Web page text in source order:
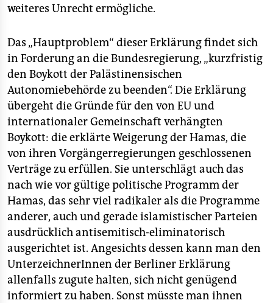
weiteres Unrecht ermögliche.
Das „Hauptproblem“ dieser Erklärung findet sich
in Forderung an die Bundesregierung, „kurzfristig
den Boykott der Palästinensischen
Autonomiebehörde zu beenden“. Die Erklärung
übergeht die Gründe für den von EU und
internationaler Gemeinschaft verhängten
Boykott: die erklärte Weigerung der Hamas, die
von ihren Vorgängerregierungen geschlossenen
Verträge zu erfüllen. Sie unterschlägt auch das
nach wie vor gültige politische Programm der
Hamas, das sehr viel radikaler als die Programme
anderer, auch und gerade islamistischer Parteien
ausdrücklich antisemitisch-eliminatorisch
ausgerichtet ist. Angesichts dessen kann man den
UnterzeichnerInnen der Berliner Erklärung
allenfalls zugute halten, sich nicht genügend
informiert zu haben. Sonst müsste man ihnen